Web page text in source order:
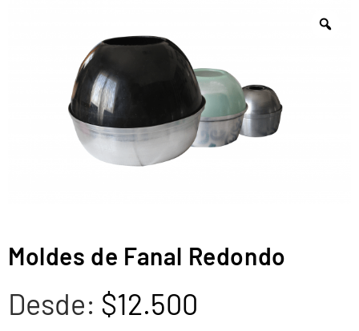
Moldes de Fanal Redondo
Desde: $12.500